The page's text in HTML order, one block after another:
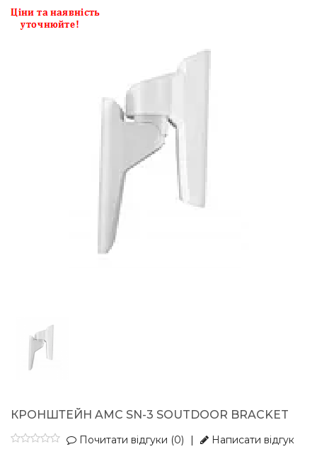
КРОНШТЕЙН AMC SN-3 SOUTDOOR BRACKET
Почитати відгуки (0) Написати відгук